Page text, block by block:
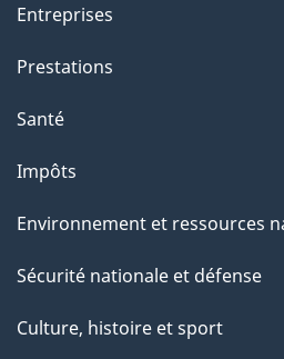
i
o
s
u
c
e
t
Entreprises
Prestations
Santé
Impôts
Environnement et ressources
Sécurité nationale et défense
Culture, histoire et sport